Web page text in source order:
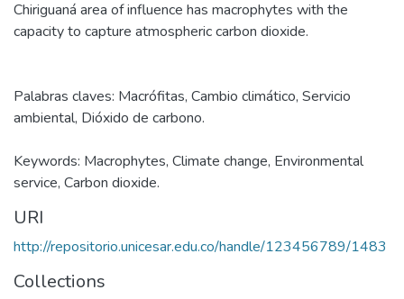
Chiriguaná area of influence has macrophytes with the
capacity to capture atmospheric carbon dioxide.
Palabras claves: Macrófitas, Cambio climático, Servicio
ambiental, Dióxido de carbono.
Keywords: Macrophytes, Climate change, Environmental
service, Carbon dioxide.
URI
http://repositorio.unicesar.edu.co/handle/123456789/1483
Collections